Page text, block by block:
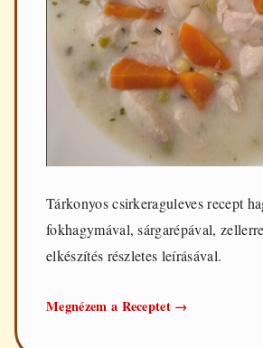
Tárkonyos csirkeraguleves recept
fokhagymával, sárgarépával,
elkészítés részletes leírásával.
Megnézem a Receptet Tárkonyos
→